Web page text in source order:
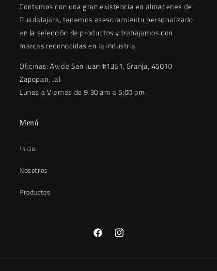
Contamos con una gran existencia en almacenes de
Guadalajara, tenemos asesoramiento personalizado
en la selección de productos y trabajamos con
marcas reconocidas en la industria.
Oficinas: Av. de San Juan #1361, Granja, 45010
Zapopan, Jal.
Lunes a Viernes de 9:30 am a 5:00 pm
Menú
Inicio
Nosotros
Productos
FacebookInstagram